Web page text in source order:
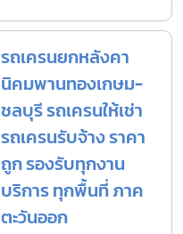
รถเครนยกหลังคา
นิคมพานทองเกษม-
ชลบุรี รถเครนให้เช่า
รถเครนรับจ้าง ราคา
ถูก รองรับทุกงาน
บริการ ทุกพื้นที่ ภาค
ตะวันออก